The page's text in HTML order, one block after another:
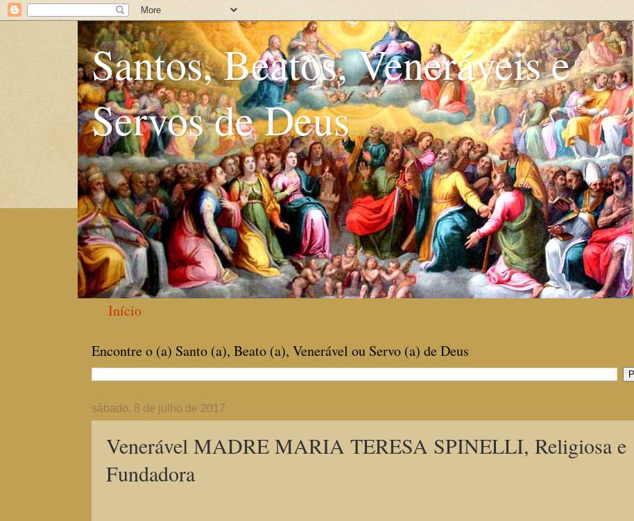
Santos, Beatos, Veneráveis e
Servos de Deus
Início
Encontre o (a) Santo (a), Beato (a), Venerável ou Servo (a) de Deus
sábado, 8 de julho de 2017
Venerável MADRE MARIA TERESA SPINELLI, Religiosa e
Fundadora